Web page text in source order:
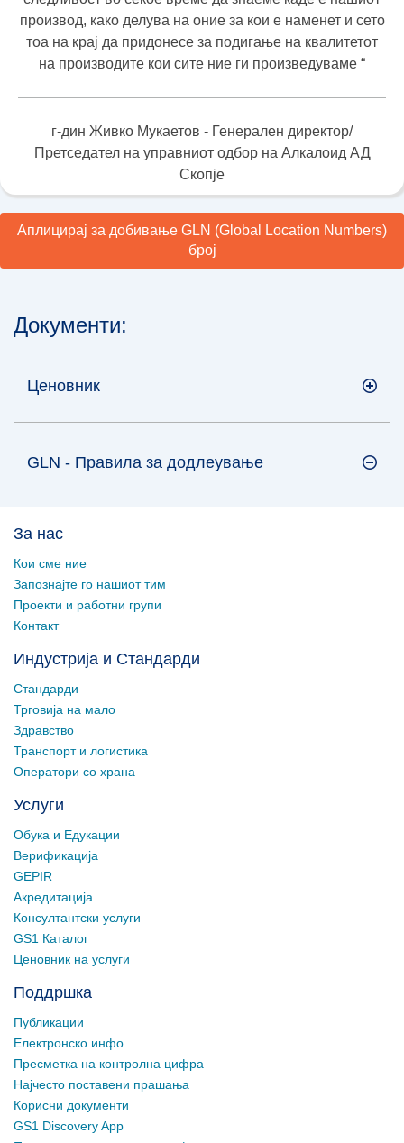
производ, како делува на оние за кои е наменет и сето
тоа на крај да придонесе за подигање на квалитетот
на производите кои сите ние ги произведуваме “
г-дин Живко Мукаетов - Генерален директор/
Претседател на управниот одбор на Алкалоид АД
Скопје
Аплицирај за добивање GLN (Global Location Numbers)
број
Документи:
Ценовник
GLN - Правила за додлеување
За нас
Кои сме ние
Запознајте го нашиот тим
Проекти и работни групи
Контакт
Индустрија и Стандарди
Стандарди
Трговија на мало
Здравство
Транспорт и логистика
Оператори со храна
Услуги
Обука и Едукации
Верификација
GEPIR
Акредитација
Консултантски услуги
GS1 Каталог
Ценовник на услуги
Поддршка
Публикации
Електронско инфо
Пресметка на контролна цифра
Најчесто поставени прашања
Корисни документи
GS1 Discovery App